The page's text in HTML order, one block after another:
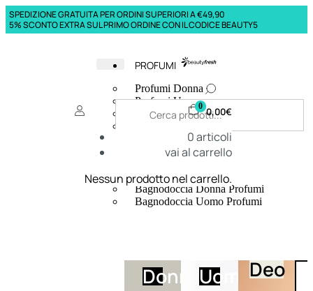
SPEDIZIONE GRATUITA PER ORDINI SUPERIORI A €49,90
5% SCONTO EXTRA SUL PRIMO ORDINE CON IL CODICE BEAUTY5
PROFUMI
Profumi Donna
Profumi Uomo
Deodoranti Donna
Corpo Donna
Corpo Uomo
Creme Mani
Bagnodoccia Donna Profumi
Bagnodoccia Uomo Profumi
DonnaUomoDeo
0 0,00€
0articoli
vai al carrello
Nessun prodotto nel carrello.